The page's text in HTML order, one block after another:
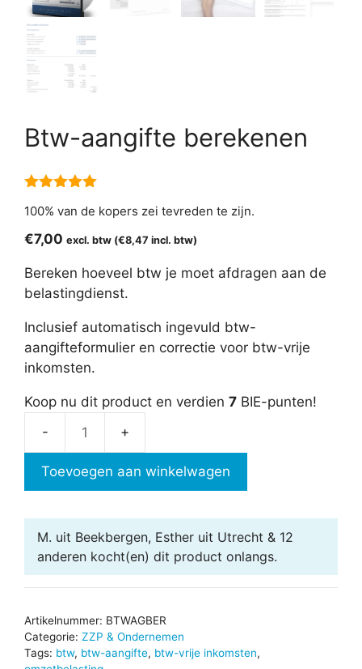
Btw-aangifte berekenen
100% van de kopers zei tevreden te zijn.
€7,00 excl. btw (€8,47 incl. btw)
Bereken hoeveel btw je moet afdragen aan de
belastingdienst.
Inclusief automatisch ingevuld btw-
aangifteformulier en correctie voor btw-vrije
inkomsten.
Koop nu dit product en verdien 7 BIE-punten!
berekenen
Toevoegen aan winkelwagen
M. uit Beekbergen, Esther uit Utrecht & 12
anderen kocht(en) dit product onlangs.
Artikelnummer: BTWAGBER
Categorie: ZZP & Ondernemen
Tags: btw, btw-aangifte, btw-vrije inkomsten,